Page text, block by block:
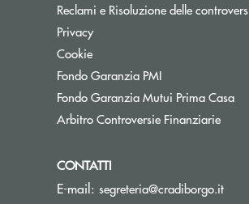
Reclami e Risoluzione delle
Privacy
Cookie
Fondo Garanzia PMIApre una nuova
Fondo Garanzia Mutui Prima Casa
Arbitro Controversie FinanziarieApre
CONTATTI
E-mail: segreteria@cradiborgo.it(si